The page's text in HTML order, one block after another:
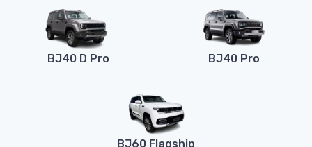
BJ40 D Pro BJ40 Pro
BJ60 Flagship